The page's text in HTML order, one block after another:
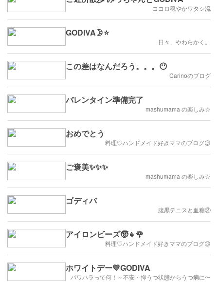
ココロ穏やかワタシ流
GODIVA🌛⭐️
日々、やわらかく。
この差はなんだろう。。。😶
Carinoのブログ
バレンタイン準備完了
mashumama の楽しみ☆
おめでとう
料理♡ハンドメイド好きママのブログ😊
ご褒美✨✨✨
mashumama の楽しみ☆
ゴディバ
腹黒テニスと血糖②
アイロンビーズ🧒👧🌹
料理♡ハンドメイド好きママのブログ😊
ホワイトデー💙GODIVA
パワハラって何！～不安・抑うつ状態からうつ病に〜